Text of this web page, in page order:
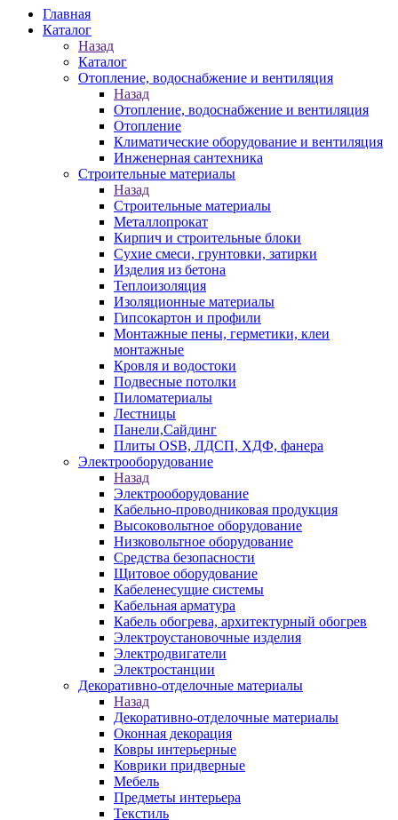
Главная
Каталог
Назад
Каталог
Отопление, водоснабжение и вентиляция
Назад
Отопление, водоснабжение и вентиляция
Отопление
Климатические оборудование и вентиляция
Инженерная сантехника
Строительные материалы
Назад
Строительные материалы
Металлопрокат
Кирпич и строительные блоки
Сухие смеси, грунтовки, затирки
Изделия из бетона
Теплоизоляция
Изоляционные материалы
Гипсокартон и профили
Монтажные пены, герметики, клеи
монтажные
Кровля и водостоки
Подвесные потолки
Пиломатериалы
Лестницы
Панели,Сайдинг
Плиты OSB, ЛДСП, ХДФ, фанера
Электрооборудование
Назад
Электрооборудование
Кабельно-проводниковая продукция
Высоковольтное оборудование
Низковольтное оборудование
Средства безопасности
Щитовое оборудование
Кабеленесущие системы
Кабельная арматура
Кабель обогрева, архитектурный обогрев
Электроустановочные изделия
Электродвигатели
Электростанции
Декоративно-отделочные материалы
Назад
Декоративно-отделочные материалы
Оконная декорация
Ковры интерьерные
Коврики придверные
Мебель
Предметы интерьера
Текстиль